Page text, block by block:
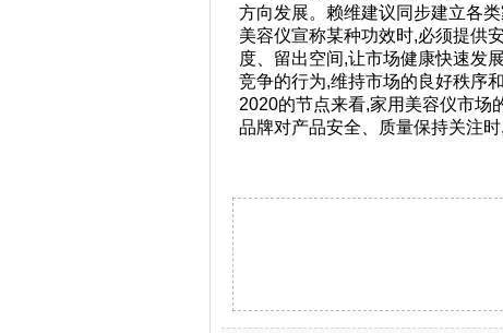
方向发展。赖维建议同步建立各
美容仪宣称某种功效时,必须提供
度、留出空间,让市场健康快速发
竞争的行为,维持市场的良好秩序
2020的节点来看,家用美容仪市场
品牌对产品安全、质量保持关注